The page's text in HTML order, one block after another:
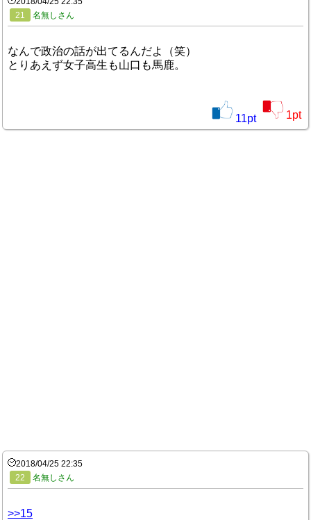
21
名無しさん
なんで政治の話が出てるんだよ（笑）
とりあえず女子高生も山口も馬鹿。
11pt 1pt
2018/04/25 22:35
22
名無しさん
>>15